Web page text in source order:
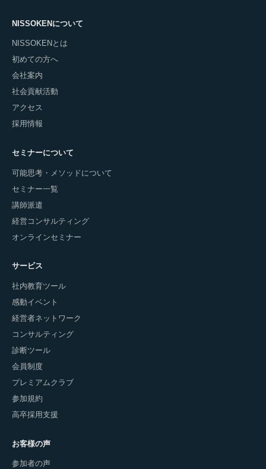
NISSOKENについて
NISSOKENとは
初めての方へ
会社案内
社会貢献活動
アクセス
採用情報
セミナーについて
可能思考・メソッドについて
セミナー一覧
講師派遣
経営コンサルティング
オンラインセミナー
サービス
社内教育ツール
感動イベント
経営者ネットワーク
コンサルティング
診断ツール
会員制度
プレミアムクラブ
参加規約
高卒採用支援
お客様の声
参加者の声